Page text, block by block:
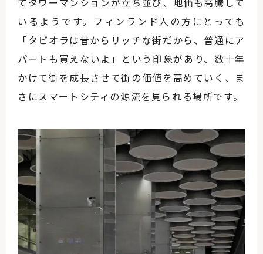
いるようです。フィンランド人の方にとっても
「タピオラは昔からリッチな街だから、普通にア
パートも買えないよ」という印象があり、数十年
かけて街を成長させて街の価値を高めていく、ま
さにスマートシティの源流を見られる場所です。